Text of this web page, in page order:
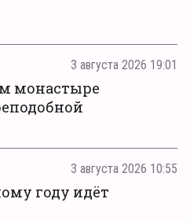
3 августа 2026 19:01
монастыре
3 августа 2026 10:55
году идёт